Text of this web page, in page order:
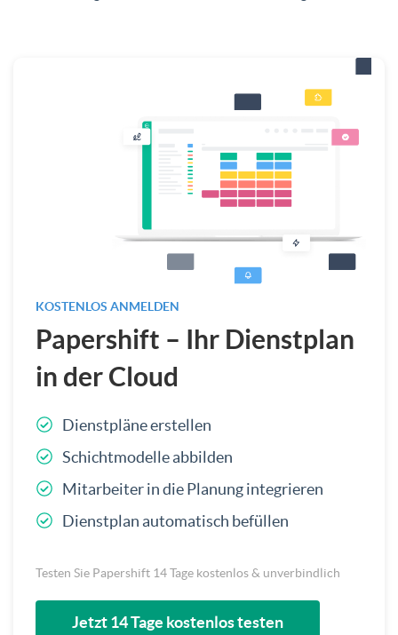
KOSTENLOS ANMELDEN
Papershift – Ihr Dienstplan
in der Cloud
Dienstpläne erstellen
Schichtmodelle abbilden
Mitarbeiter in die Planung integrieren
Dienstplan automatisch befüllen
Testen Sie Papershift 14 Tage kostenlos & unverbindlich
Jetzt 14 Tage kostenlos testen